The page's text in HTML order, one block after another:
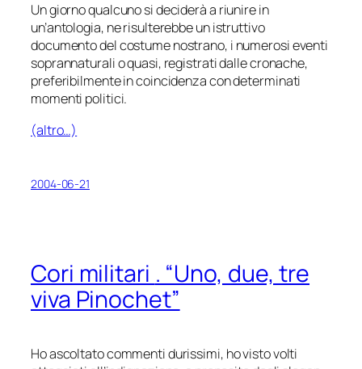
Un giorno qualcuno si deciderà a riunire in
un’antologia, ne risulterebbe un istruttivo
documento del costume nostrano, i numerosi eventi
soprannaturali o quasi, registrati dalle cronache,
preferibilmente in coincidenza con determinati
momenti politici.
(altro…)
2004-06-21
Cori militari . “Uno, due, tre
viva Pinochet”
Ho ascoltato commenti durissimi, ho visto volti